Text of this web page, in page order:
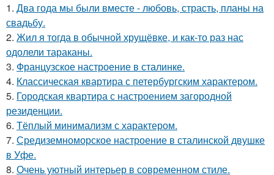
1. Два года мы были вместе - любовь, страсть, планы на
свадьбу.
2. Жил я тогда в обычной хрущёвке, и как-то раз нас
одолели тараканы.
3. Французское настроение в сталинке.
4. Классическая квартира с петербургским характером.
5. Городская квартира с настроением загородной
резиденции.
6. Тёплый минимализм с характером.
7. Средиземноморское настроение в сталинской двушке
в Уфе.
8. Очень уютный интерьер в современном стиле.